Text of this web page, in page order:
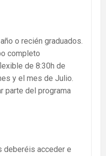
o recién graduados.
completo
de 8:30h de
y el mes de Julio.
parte del programa
deberéis acceder e